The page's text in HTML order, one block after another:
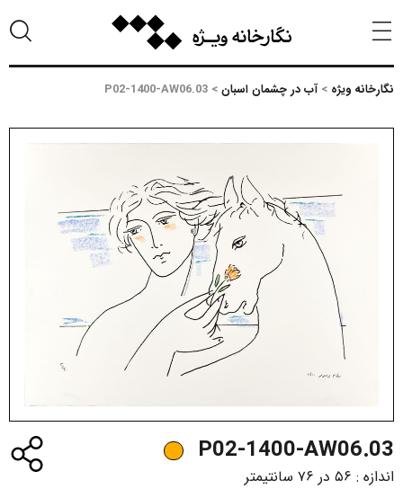
نگارخانه ویژه >آب در چشمان اسبان >
P02-1400-AW06.03
P02-1400-AW06.03
اندازه : ۵۶ در ۷۶ سانتیمتر